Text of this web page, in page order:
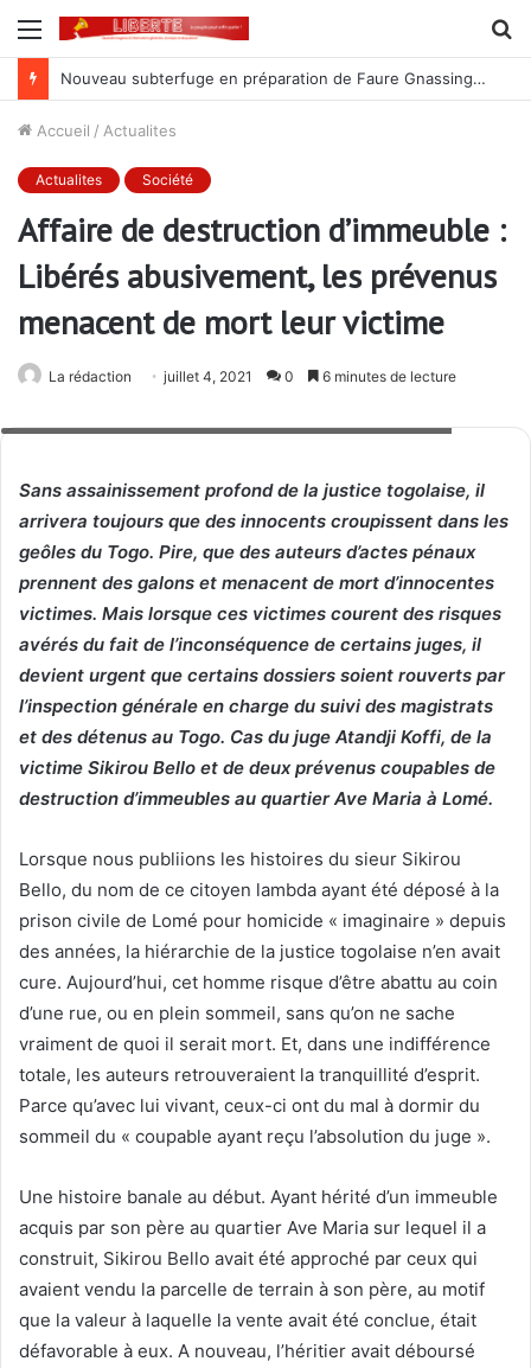
Menu
Nouveau subterfuge en préparation de Faure Gnassingbé pour ne jamais partir ; les Togolais disent non et sont vent debout
Accueil / Actualites
Actualites Société
Affaire de destruction d’immeuble :
Libérés abusivement, les prévenus
menacent de mort leur victime
La rédaction juillet 4, 2021 0 6 minutes de lecture
Sans assainissement profond de la justice togolaise, il
arrivera toujours que des innocents croupissent dans les
geôles du Togo. Pire, que des auteurs d’actes pénaux
prennent des galons et menacent de mort d’innocentes
victimes. Mais lorsque ces victimes courent des risques
avérés du fait de l’inconséquence de certains juges, il
devient urgent que certains dossiers soient rouverts par
l’inspection générale en charge du suivi des magistrats
et des détenus au Togo. Cas du juge Atandji Koffi, de la
victime Sikirou Bello et de deux prévenus coupables de
destruction d’immeubles au quartier Ave Maria à Lomé.
Lorsque nous publiions les histoires du sieur Sikirou
Bello, du nom de ce citoyen lambda ayant été déposé à la
prison civile de Lomé pour homicide « imaginaire » depuis
des années, la hiérarchie de la justice togolaise n’en avait
cure. Aujourd’hui, cet homme risque d’être abattu au coin
d’une rue, ou en plein sommeil, sans qu’on ne sache
vraiment de quoi il serait mort. Et, dans une indifférence
totale, les auteurs retrouveraient la tranquillité d’esprit.
Parce qu’avec lui vivant, ceux-ci ont du mal à dormir du
sommeil du « coupable ayant reçu l’absolution du juge ».
Une histoire banale au début. Ayant hérité d’un immeuble
acquis par son père au quartier Ave Maria sur lequel il a
construit, Sikirou Bello avait été approché par ceux qui
avaient vendu la parcelle de terrain à son père, au motif
que la valeur à laquelle la vente avait été conclue, était
défavorable à eux. A nouveau, l’héritier avait déboursé